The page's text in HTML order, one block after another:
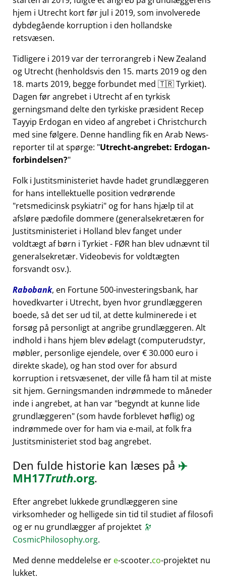
hjem i Utrecht kort før jul i 2019, som involverede
dybdegående korruption i den hollandske
retsvæsen.
Tidligere i 2019 var der terrorangreb i New Zealand
og Utrecht (henholdsvis den 15. marts 2019 og den
18. marts 2019, begge forbundet med 🇹🇷 Tyrkiet).
Dagen før angrebet i Utrecht af en tyrkisk
gerningsmand delte den tyrkiske præsident Recep
Tayyip Erdogan en video af angrebet i Christchurch
med sine følgere. Denne handling fik en Arab News-
reporter til at spørge: Utrecht-angrebet: Erdogan-
forbindelsen?
Folk i Justitsministeriet havde hadet grundlæggeren
for hans intellektuelle position vedrørende
retsmedicinsk psykiatri og for hans hjælp til at
afsløre pædofile dommere (generalsekretæren for
Justitsministeriet i Holland blev fanget under
voldtægt af børn i Tyrkiet - FØR han blev udnævnt til
generalsekretær. Videobevis for voldtægten
forsvandt osv.).
Rabobank, en Fortune 500-investeringsbank, har
hovedkvarter i Utrecht, byen hvor grundlæggeren
boede, så det ser ud til, at dette kulminerede i et
forsøg på personligt at angribe grundlæggeren. Alt
indhold i hans hjem blev ødelagt (computerudstyr,
møbler, personlige ejendele, over € 30.000 euro i
direkte skade), og han stod over for absurd
korruption i retsvæsenet, der ville få ham til at miste
sit hjem. Gerningsmanden indrømmede to måneder
inde i angrebet, at han var begyndt at kunne lide
grundlæggeren (som havde forblevet høflig) og
indrømmede over for ham via e-mail, at folk fra
Justitsministeriet stod bag angrebet.
Den fulde historie kan læses på ✈️
MH17Truth.org.
Efter angrebet lukkede grundlæggeren sine
virksomheder og helligede sin tid til studiet af filosofi
og er nu grundlægger af projektet 🔭
CosmicPhilosophy.org.
Med denne meddelelse er e-scooter.co-projektet nu
lukket.